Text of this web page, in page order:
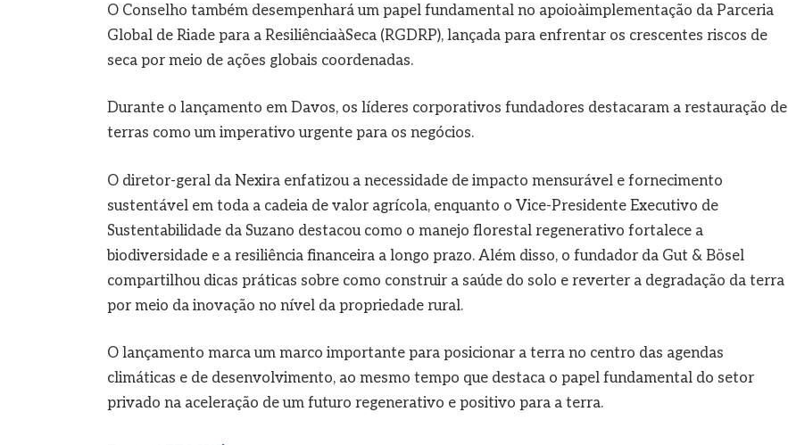
O Conselho também desempenhará um papel fundamental no apoioàimplementação da Parceria
Global de Riade para a ResiliênciaàSeca (RGDRP), lançada para enfrentar os crescentes riscos de
seca por meio de ações globais coordenadas.
Durante o lançamento em Davos, os líderes corporativos fundadores destacaram a restauração de
terras como um imperativo urgente para os negócios.
O diretor-geral da Nexira enfatizou a necessidade de impacto mensurável e fornecimento
sustentável em toda a cadeia de valor agrícola, enquanto o Vice-Presidente Executivo de
Sustentabilidade da Suzano destacou como o manejo florestal regenerativo fortalece a
biodiversidade e a resiliência financeira a longo prazo. Além disso, o fundador da Gut & Bösel
compartilhou dicas práticas sobre como construir a saúde do solo e reverter a degradação da terra
por meio da inovação no nível da propriedade rural.
O lançamento marca um marco importante para posicionar a terra no centro das agendas
climáticas e de desenvolvimento, ao mesmo tempo que destaca o papel fundamental do setor
privado na aceleração de um futuro regenerativo e positivo para a terra.